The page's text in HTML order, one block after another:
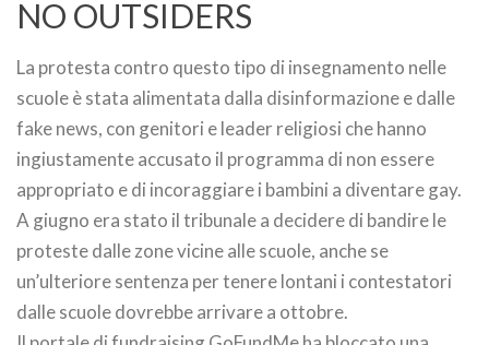
NO OUTSIDERS
La protesta contro questo tipo di insegnamento nelle
scuole è stata alimentata dalla disinformazione e dalle
fake news, con genitori e leader religiosi che hanno
ingiustamente accusato il programma di non essere
appropriato e di incoraggiare i bambini a diventare gay.
A giugno era stato il tribunale a decidere di bandire le
proteste dalle zone vicine alle scuole, anche se
un’ulteriore sentenza per tenere lontani i contestatori
dalle scuole dovrebbe arrivare a ottobre.